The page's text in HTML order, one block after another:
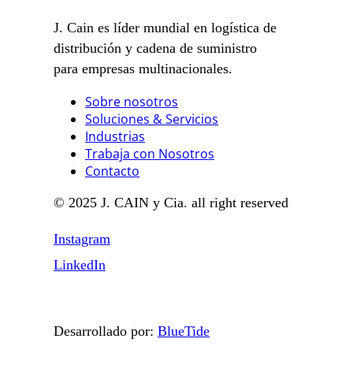
J. Cain es líder mundial en logística de
distribución y cadena de suministro
para empresas multinacionales.
Sobre nosotros
Soluciones & Servicios
Industrias
Trabaja con Nosotros
Contacto
© 2025 J. CAIN y Cia. all right reserved
Instagram
LinkedIn
Desarrollado por: BlueTide